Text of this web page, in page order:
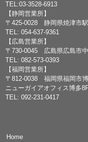
TEL:03-3528-6913
【静岡営業所】
〒425-0028 静岡県焼津市
TEL: 054-637-9361
【広島営業所】
〒730-0045 広島県広島市
TEL: 082-573-0393
【福岡営業所】
〒812-0038 福岡県福岡市
ニューガイアオフィス博多
TEL: 092-231-0417
Home